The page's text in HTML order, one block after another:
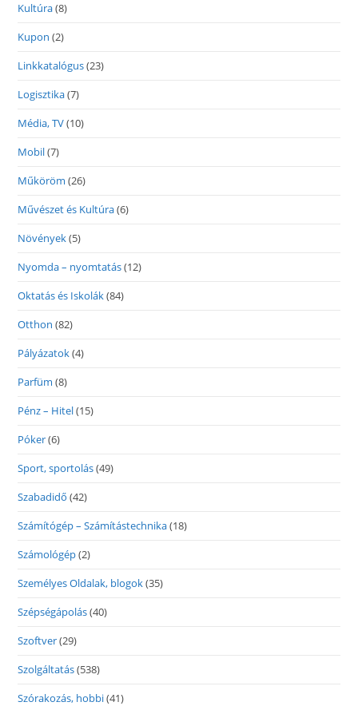
Kultúra(8)
Kupon (2)
Linkkatalógus(23)
Logisztika(7)
Média, TV(10)
Mobil(7)
Műköröm (26)
Művészet és Kultúra(6)
Növények(5)
Nyomda – nyomtatás(12)
Oktatás és Iskolák(84)
Otthon (82)
Pályázatok(4)
Parfüm (8)
Pénz – Hitel(15)
Póker(6)
Sport, sportolás(49)
Szabadidő (42)
Számítógép – Számítástechnika(18)
Számológép(2)
Személyes Oldalak, blogok(35)
Szépségápolás(40)
Szoftver(29)
Szolgáltatás(538)
Szórakozás, hobbi(41)